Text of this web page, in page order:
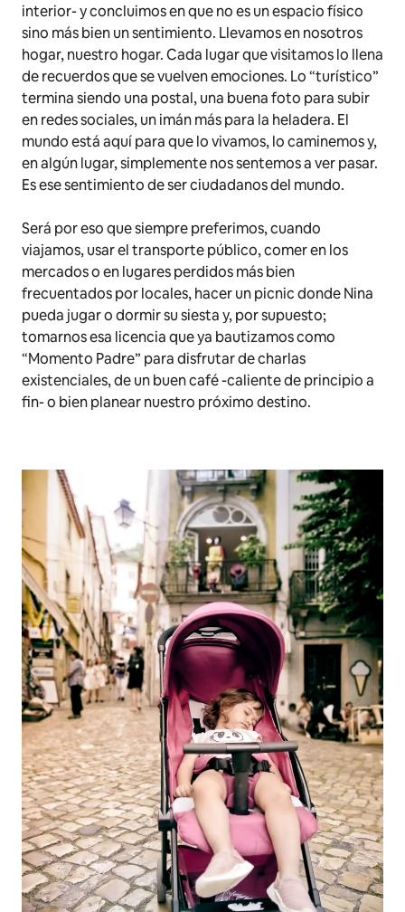
interior- y concluimos en que no es un espacio físico
sino más bien un sentimiento. Llevamos en nosotros
hogar, nuestro hogar. Cada lugar que visitamos lo llena
de recuerdos que se vuelven emociones. Lo “turístico”
termina siendo una postal, una buena foto para subir
en redes sociales, un imán más para la heladera. El
mundo está aquí para que lo vivamos, lo caminemos y,
en algún lugar, simplemente nos sentemos a ver pasar.
Es ese sentimiento de ser ciudadanos del mundo.
Será por eso que siempre preferimos, cuando
viajamos, usar el transporte público, comer en los
mercados o en lugares perdidos más bien
frecuentados por locales, hacer un picnic donde Nina
pueda jugar o dormir su siesta y, por supuesto;
tomarnos esa licencia que ya bautizamos como
“Momento Padre” para disfrutar de charlas
existenciales, de un buen café -caliente de principio a
fin- o bien planear nuestro próximo destino.